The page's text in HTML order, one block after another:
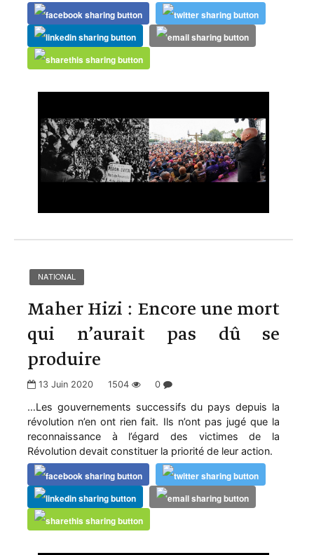
NATIONAL
Maher Hizi : Encore une mort
qui n’aurait pas dû se
produire
13 Juin 2020 1504 0
…Les gouvernements successifs du pays depuis la
révolution n’en ont rien fait. Ils n’ont pas jugé que la
reconnaissance à l’égard des victimes de la
Révolution devait constituer la priorité de leur action.